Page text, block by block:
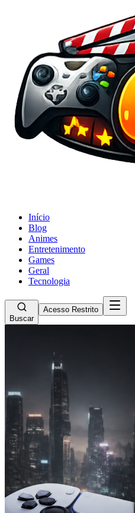
Início
Blog
Animes
Entretenimento
Games
Geral
Tecnologia
Buscar
Acesso Restrito